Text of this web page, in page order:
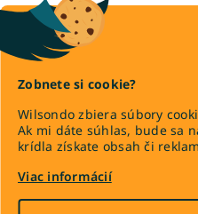
Zobnete si cookie?
Wilsondo zbiera súbory
Ak mi dáte súhlas, bude sa
krídla získate obsah či
Viac informácií